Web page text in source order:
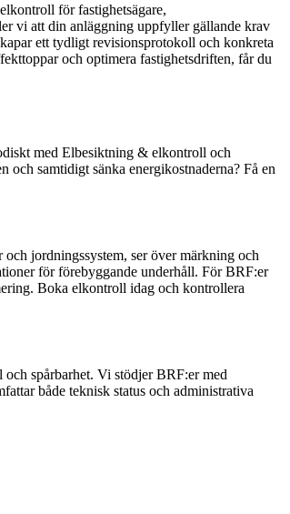
för fastighetsägare,
vi att din anläggning uppfyller gällande krav
ett tydligt revisionsprotokoll och konkreta
och optimera fastighetsdriften, får du
med Elbesiktning & elkontroll och
samtidigt sänka energikostnaderna? Få en
jordningssystem, ser över märkning och
för förebyggande underhåll. För BRF:er
Boka elkontroll idag och kontrollera
spårbarhet. Vi stödjer BRF:er med
både teknisk status och administrativa